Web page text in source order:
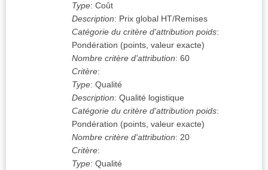
Type: Coût
Description: Prix global HT/Remises
Catégorie du critère d'attribution poids:
Pondération (points, valeur exacte)
Nombre critère d'attribution: 60
Critère:
Type: Qualité
Description: Qualité logistique
Catégorie du critère d'attribution poids:
Pondération (points, valeur exacte)
Nombre critère d'attribution: 20
Critère:
Type: Qualité